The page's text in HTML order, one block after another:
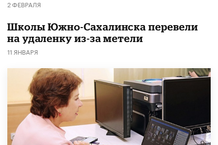
2 ФЕВРАЛЯ
Школы Южно-Сахалинска перевели
на удаленку из-за метели
11 ЯНВАРЯ